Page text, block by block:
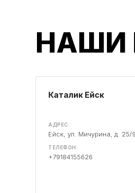
НАШИ
Каталик Ейск
АДРЕС:
Ейск, ул. Мичурина, д. 25/9
ТЕЛЕФОН:
+79184155626